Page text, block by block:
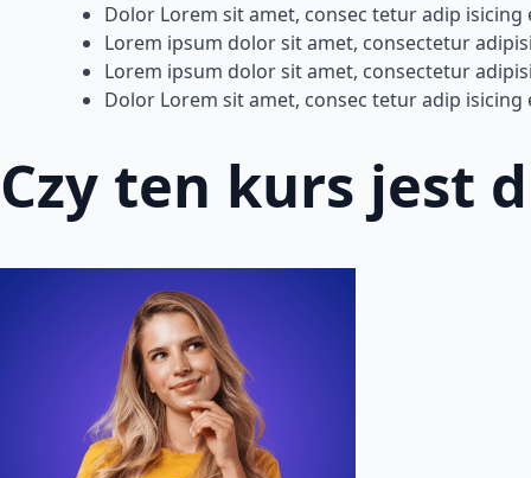
Dolor Lorem sit amet, consec tetur adip
Lorem ipsum dolor sit amet, consectetur
Lorem ipsum dolor sit amet, consectetur
Dolor Lorem sit amet, consec tetur adip
Czy ten kurs jest